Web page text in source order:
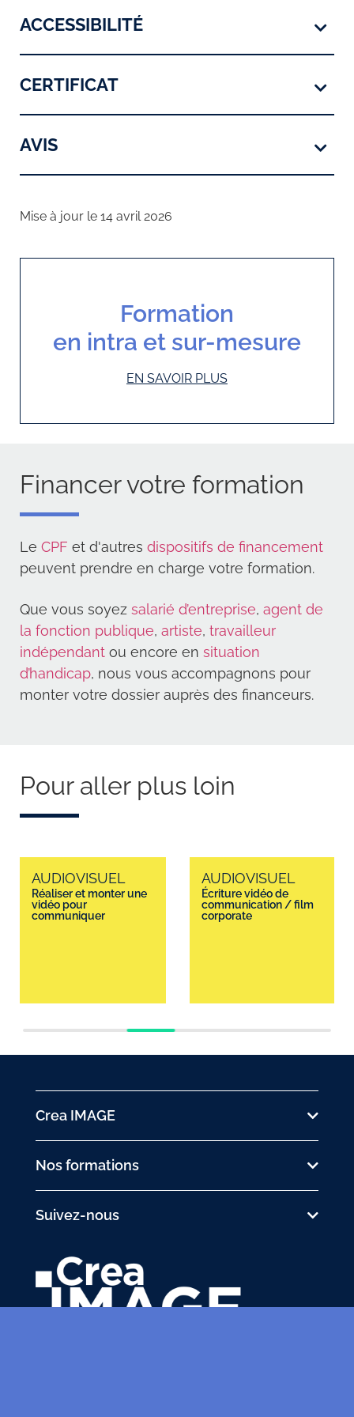
ACCESSIBILITÉ
CERTIFICAT
AVIS
Mise à jour le 14 avril 2026
Formation
en intra et sur-mesure
EN SAVOIR PLUS
Financer votre formation
Le CPF et d'autres dispositifs de financement
peuvent prendre en charge votre formation.
Que vous soyez salarié d’entreprise, agent de
la fonction publique, artiste, travailleur
indépendant ou encore en situation
d’handicap, nous vous accompagnons pour
monter votre dossier auprès des financeurs.
Pour aller plus loin
AUDIOVISUEL
Réaliser et monter une
vidéo pour
communiquer
AUDIOVISUEL
Écriture vidéo de
communication / film
corporate
Crea IMAGE
Nos formations
Suivez-nous